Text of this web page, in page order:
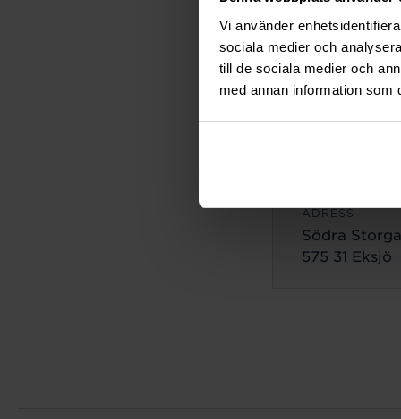
Vi använder
sociala medier och
till de sociala medier och
med annan information som
Lilla
503 35 Borås
ADRESS
Södra
575 31 Eksjö